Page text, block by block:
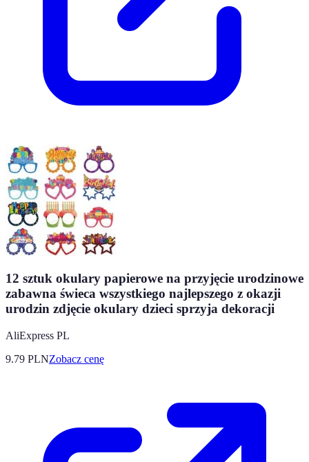
12 sztuk okulary papierowe na przyjęcie urodzinowe
zabawna świeca wszystkiego najlepszego z okazji
urodzin zdjęcie okulary dzieci sprzyja dekoracji
AliExpress PL
9.79 PLNZobacz cenę